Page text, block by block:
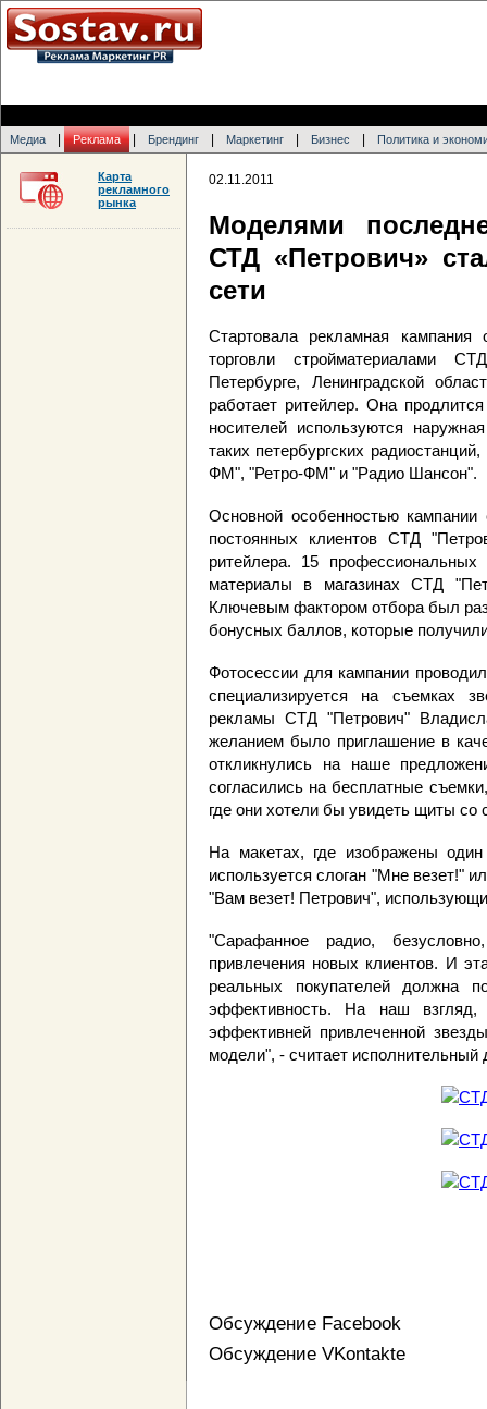
Медиа Реклама Брендинг Маркетинг Бизнес Политика и
02.11.2011
Моделями
СТД «Петрович»
сети
Стартовала рекламная кампания
торговли стройматериалами
Петербурге, Ленинградской
работает ритейлер. Она
носителей используются
таких петербургских
ФМ", "Ретро-ФМ" и "Радио Шансон".
Основной особенностью
постоянных клиентов СТД
ритейлера. 15 профессиональных
материалы в магазинах СТД
Ключевым фактором отбора был
бонусных баллов, которые
Фотосессии для кампании
специализируется на съемках
рекламы СТД "Петрович"
желанием было приглашение в
откликнулись на наше
согласились на бесплатные
где они хотели бы увидеть щиты
На макетах, где изображены
используется слоган "Мне везет!"
"Вам везет! Петрович",
"Сарафанное радио,
привлечения новых клиентов. И
реальных покупателей должна
эффективность. На наш взгляд,
эффективней привлеченной
модели", - считает
Обсуждение Facebook
Обсуждение VKontakte
Карта
рекламного
рынка